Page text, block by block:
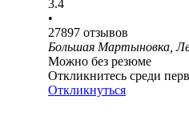
3.4
•
27897 отзывов
Большая Мартыновка,
Можно без резюме
Откликнитесь среди
Откликнуться